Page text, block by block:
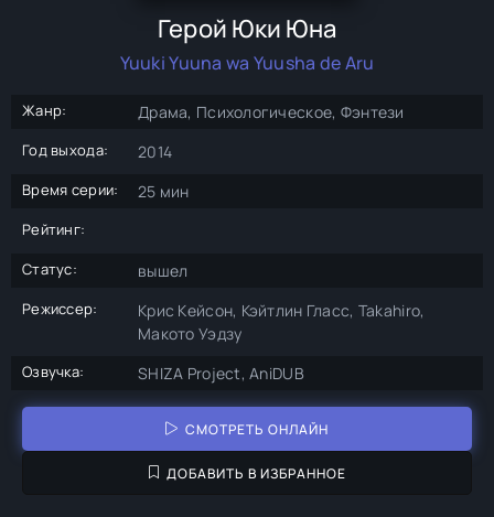
Герой Юки Юна
Yuuki Yuuna wa Yuusha de Aru
Жанр: Драма, Психологическое, Фэнтези
Год выхода: 2014
Время серии: 25 мин
Рейтинг:
Статус:
вышел
Режиссер:
Крис Кейсон, Кэйтлин Гласс, Takahiro,
Макото Уэдзу
Озвучка: SHIZA Project, AniDUB
СМОТРЕТЬ ОНЛАЙН
ДОБАВИТЬ В ИЗБРАННОЕ